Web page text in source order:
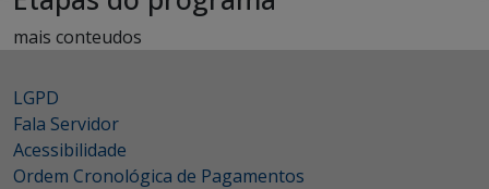
mais conteudos
LGPD
Fala Servidor
Acessibilidade
Ordem Cronológica de Pagamentos